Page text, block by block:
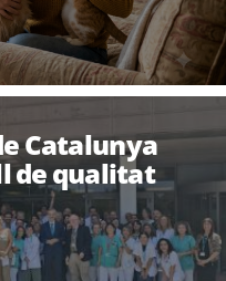
Catalunya
de qualitat